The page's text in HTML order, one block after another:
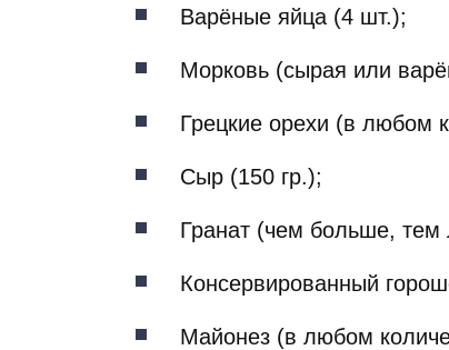
Варёные яйца (4 шт.);
Морковь (сырая или
Грецкие орехи (в любом
Сыр (150 гр.);
Гранат (чем больше, тем
Консервированный
Майонез (в любом